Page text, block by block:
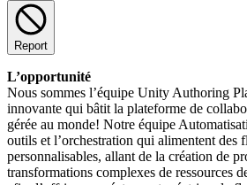
Report
L’opportunité
Nous sommes l’équipe Unity Authoring
innovante qui bâtit la plateforme de
gérée au monde! Notre équipe
outils et l’orchestration qui alimentent des
personnalisables, allant de la création de
transformations complexes de ressources